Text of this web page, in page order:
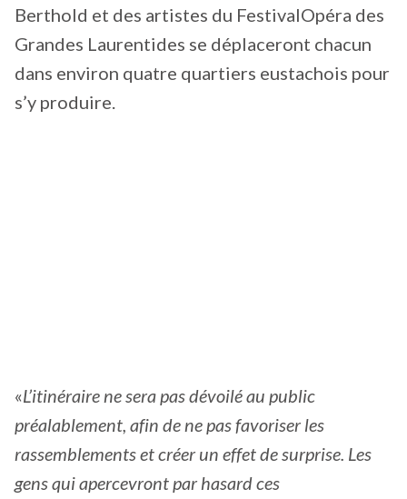
Berthold et des artistes du FestivalOpéra des
Grandes Laurentides se déplaceront chacun
dans environ quatre quartiers eustachois pour
s’y produire.
«L’itinéraire ne sera pas dévoilé au public
préalablement, afin de ne pas favoriser les
rassemblements et créer un effet de surprise. Les
gens qui apercevront par hasard ces